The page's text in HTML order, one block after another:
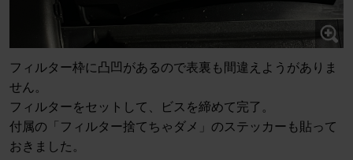
フィルター枠に凸凹があるので表裏も間違えようがありま
せん。
フィルターをセットして、ビスを締めて完了。
付属の「フィルター捨てちゃダメ」のステッカーも貼って
おきました。